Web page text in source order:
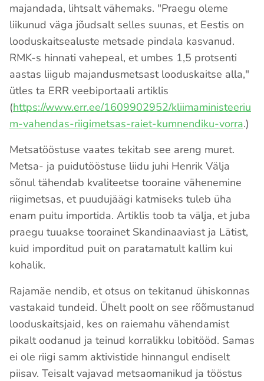
majandada, lihtsalt vähemaks. "Praegu oleme
liikunud väga jõudsalt selles suunas, et Eestis on
looduskaitsealuste metsade pindala kasvanud.
RMK-s hinnati vahepeal, et umbes 1,5 protsenti
aastas liigub majandusmetsast looduskaitse alla,"
ütles ta ERR veebiportaali artiklis
(https://www.err.ee/1609902952/kliimaministeeriu
m-vahendas-riigimetsas-raiet-kumnendiku-vorra.)
Metsatööstuse vaates tekitab see areng muret.
Metsa- ja puidutööstuse liidu juhi Henrik Välja
sõnul tähendab kvaliteetse tooraine vähenemine
riigimetsas, et puudujäägi katmiseks tuleb üha
enam puitu importida. Artiklis toob ta välja, et juba
praegu tuuakse toorainet Skandinaaviast ja Lätist,
kuid imporditud puit on paratamatult kallim kui
kohalik.
Rajamäe nendib, et otsus on tekitanud ühiskonnas
vastakaid tundeid. Ühelt poolt on see rõõmustanud
looduskaitsjaid, kes on raiemahu vähendamist
pikalt oodanud ja teinud korralikku lobitööd. Samas
ei ole riigi samm aktivistide hinnangul endiselt
piisav. Teisalt vajavad metsaomanikud ja tööstus